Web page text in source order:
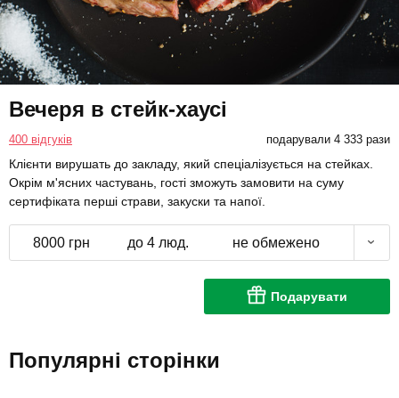
Вечеря в стейк-хаусі
400 відгуків подарували 4 333 рази
Клієнти вирушать до закладу, який спеціалізується на стейках.
Окрім м'ясних частувань, гості зможуть замовити на суму
сертифіката перші страви, закуски та напої.
8000 грн до 4 люд. не обмежено
Подарувати
Популярні сторінки